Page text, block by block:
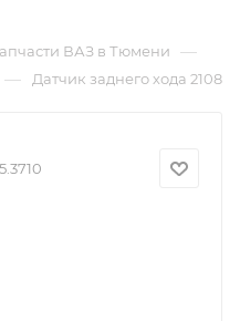
ВАЗ в Тюмени —
— Датчик заднего хода 2108